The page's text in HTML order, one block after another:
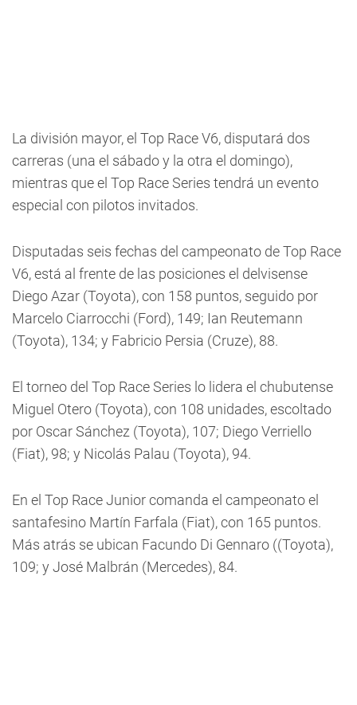
La división mayor, el Top Race V6, disputará dos
carreras (una el sábado y la otra el domingo),
mientras que el Top Race Series tendrá un evento
especial con pilotos invitados.
Disputadas seis fechas del campeonato de Top Race
V6, está al frente de las posiciones el delvisense
Diego Azar (Toyota), con 158 puntos, seguido por
Marcelo Ciarrocchi (Ford), 149; Ian Reutemann
(Toyota), 134; y Fabricio Persia (Cruze), 88.
El torneo del Top Race Series lo lidera el chubutense
Miguel Otero (Toyota), con 108 unidades, escoltado
por Oscar Sánchez (Toyota), 107; Diego Verriello
(Fiat), 98; y Nicolás Palau (Toyota), 94.
En el Top Race Junior comanda el campeonato el
santafesino Martín Farfala (Fiat), con 165 puntos.
Más atrás se ubican Facundo Di Gennaro ((Toyota),
109; y José Malbrán (Mercedes), 84.